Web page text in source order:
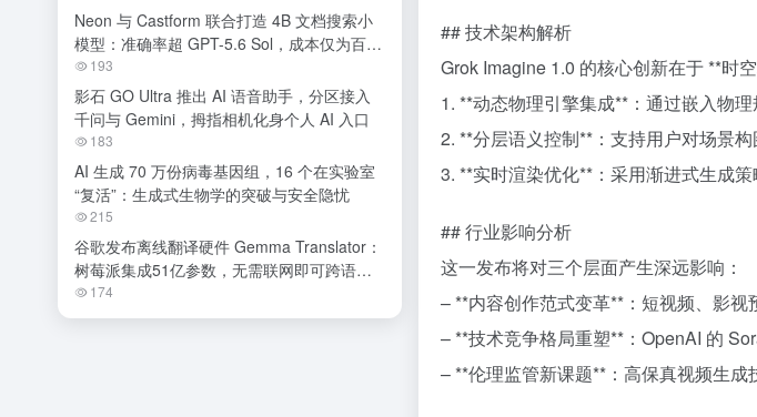
## 技术架构解析
Grok Imagine 1.0 的核心创新在于 **时
1. **动态物理引擎集成**：通过嵌入物
2. **分层语义控制**：支持用户对场景
3. **实时渲染优化**：采用渐进式生成
## 行业影响分析
这一发布将对三个层面产生深远影响：
– **内容创作范式变革**：短视频、影
– **技术竞争格局重塑**：OpenAI 的
– **伦理监管新课题**：高保真视频生
Neon 与 Castform 联合打造 4B 文档搜索小
模型：准确率超 GPT-5.6 Sol，成本仅为百分
之一
193
影石 GO Ultra 推出 AI 语音助手，分区接入
千问与 Gemini，拇指相机化身个人 AI 入口
183
AI 生成 70 万份病毒基因组，16 个在实验室
“复活”：生成式生物学的突破与安全隐忧
215
谷歌发布离线翻译硬件 Gemma Translator：
树莓派集成51亿参数，无需联网即可跨语种
交流
174